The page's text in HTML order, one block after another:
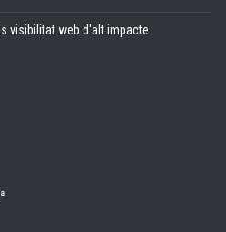
visibilitat web d'alt impacte